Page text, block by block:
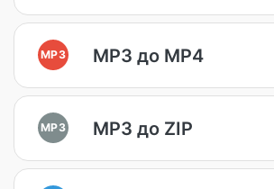
MP3 MP3 до MP4
MP3 MP3 до ZIP